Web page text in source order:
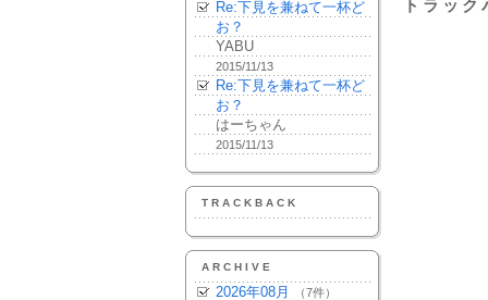
Re:下見を兼ねて一杯ど
お？
YABU
2015/11/13
Re:下見を兼ねて一杯ど
お？
はーちゃん
2015/11/13
TRACKBACK
ARCHIVE
2026年08月 （7件）
トラッ